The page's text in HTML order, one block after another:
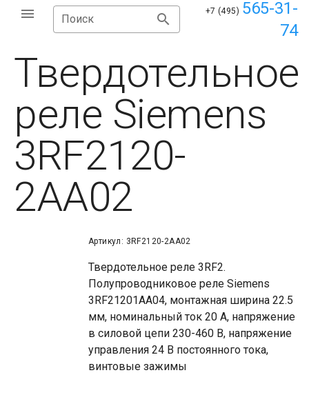
Поиск
+7 (495) 565-31-
74
Твердотельное
реле Siemens
3RF2120-
2AA02
Артикул: 3RF2120-2AA02
Твердотельное реле 3RF2.
Полупроводниковое реле Siemens
3RF21201AA04, монтажная ширина 22.5
мм, номинальный ток 20 А, напряжение
в силовой цепи 230-460 В, напряжение
управления 24 В постоянного тока,
винтовые зажимы